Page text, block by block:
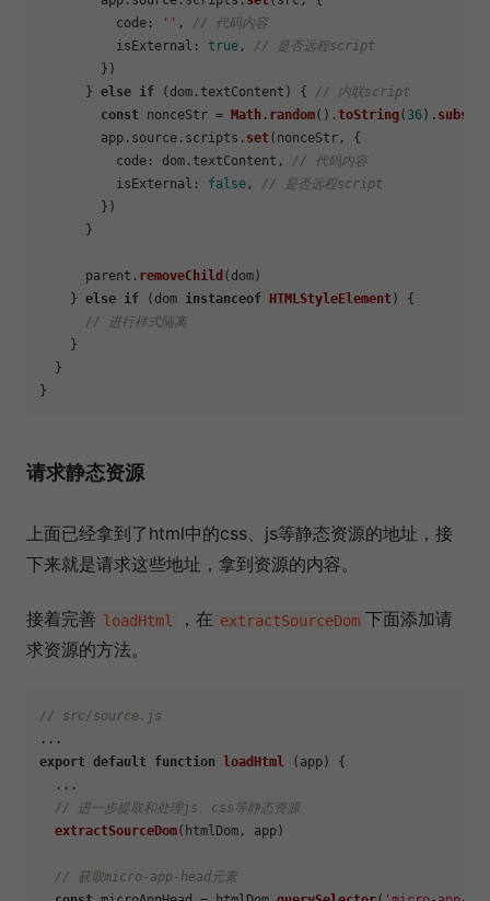
code : '' , // 代码内容
isExternal : true , // 是否远程script
        })
      }
else if (dom. textContent ) { // 内联script
const nonceStr = Math . random().toString( 36 ). substr
        app.
source . scripts . set(nonceStr, {
code : dom. textContent , // 代码内容
isExternal : false , // 是否远程script
        })
      }
      parent.
removeChild (dom)
    }
else if (dom instanceof HTMLStyleElement ) {
// 进行样式隔离
    }
  }
请求静态资源
上面已经拿到了html中的css、js等静态资源的地址，接
下来就是请求这些地址，拿到资源的内容。
接着完善 loadHtml ，在 extractSourceDom 下面添加请
求资源的方法。
// src/source.js
export default function loadHtml (app) {
  ...
// 进一步提取和处理js、css等静态资源
extractSourceDom(htmlDom, app)
// 获取micro-app-head元素